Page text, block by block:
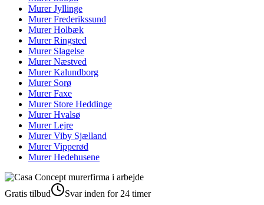
MurerJyllinge
MurerFrederikssund
MurerHolbæk
MurerRingsted
Murer Slagelse
MurerNæstved
MurerKalundborg
Murer Sorø
MurerFaxe
Murer Store Heddinge
MurerHvalsø
MurerLejre
MurerViby Sjælland
MurerVipperød
MurerHedehusene
Gratis tilbud Svar inden for 24 timer